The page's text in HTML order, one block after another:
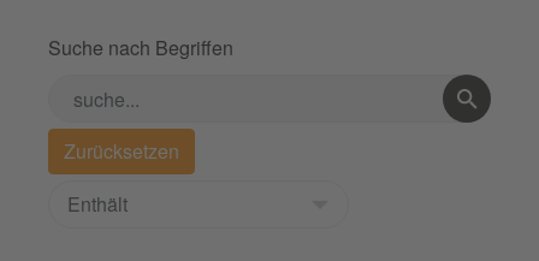
Suche nach Begriffen